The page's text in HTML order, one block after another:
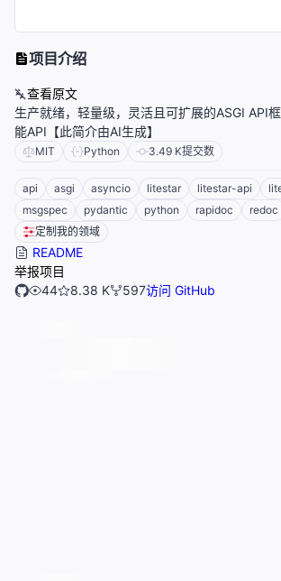
项目介绍
查看原文
生产就绪，轻量级，灵活且可扩展的ASGI API
能API【此简介由AI生成】
MIT Python 3.49 K提交数
api asgi asyncio litestar litestar-api
msgspec
pydantic python rapidoc redoc
定制我的领域
README
举报项目
44
8.38 K 597访问 GitHub